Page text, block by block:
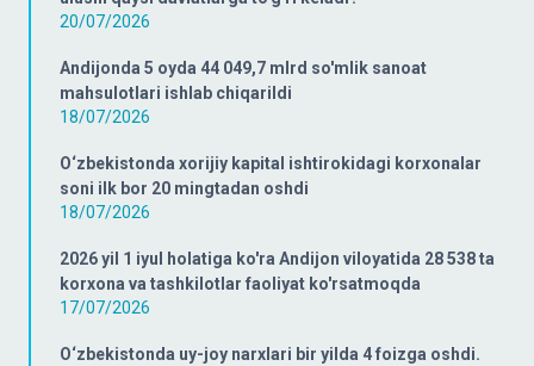
20/07/2026
Andijonda 5 oyda 44 049,7 mlrd so'mlik sanoat
mahsulotlari ishlab chiqarildi
18/07/2026
O‘zbekistonda xorijiy kapital ishtirokidagi korxonalar
soni ilk bor 20 mingtadan oshdi
18/07/2026
2026 yil 1 iyul holatiga ko'ra Andijon viloyatida 28 538 ta
korxona va tashkilotlar faoliyat ko'rsatmoqda
17/07/2026
O‘zbekistonda uy-joy narxlari bir yilda 4 foizga oshdi.